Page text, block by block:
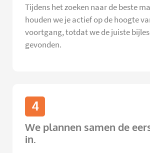
Tijdens het zoeken naar de beste
houden we je actief op de hoogte
voortgang, totdat we de juiste
gevonden.
4
We plannen samen de
in.